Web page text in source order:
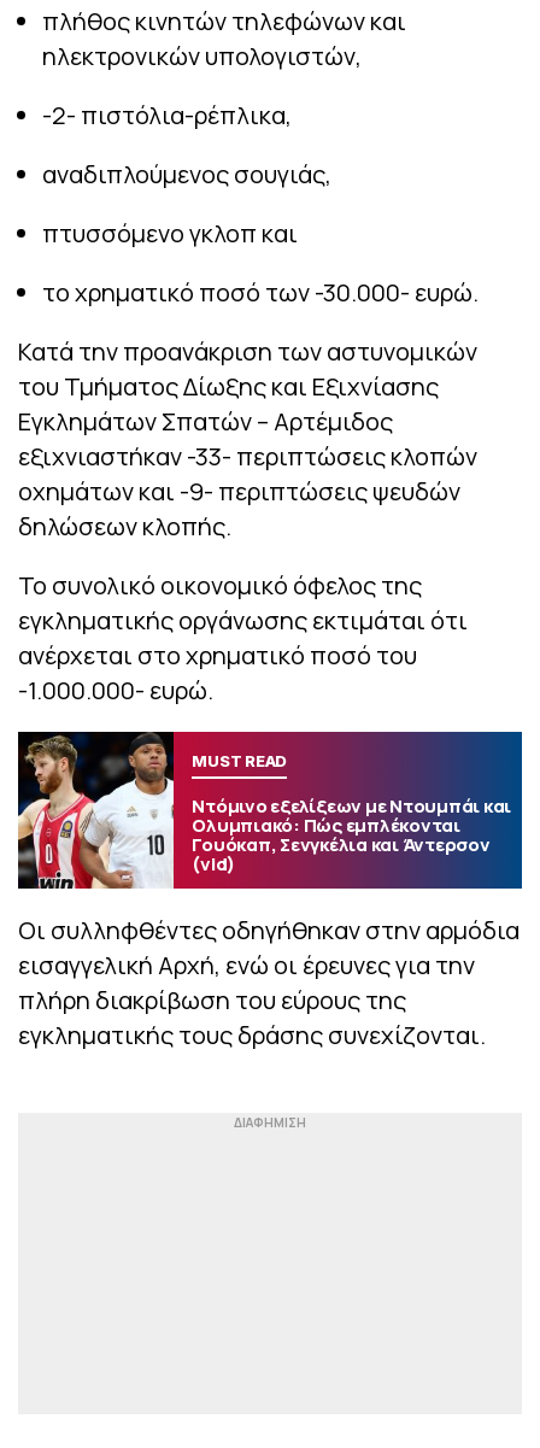
πλήθος κινητών τηλεφώνων και
ηλεκτρονικών υπολογιστών,
-2- πιστόλια-ρέπλικα,
αναδιπλούμενος σουγιάς,
πτυσσόμενο γκλοπ και
το χρηματικό ποσό των -30.000- ευρώ.
Κατά την προανάκριση των αστυνομικών
του Τμήματος Δίωξης και Εξιχνίασης
Εγκλημάτων Σπατών – Αρτέμιδος
εξιχνιαστήκαν -33- περιπτώσεις κλοπών
οχημάτων και -9- περιπτώσεις ψευδών
δηλώσεων κλοπής.
Το συνολικό οικονομικό όφελος της
εγκληματικής οργάνωσης εκτιμάται ότι
ανέρχεται στο χρηματικό ποσό του
-1.000.000- ευρώ.
MUST READ
Ντόμινο εξελίξεων με Ντουμπάι και
Ολυμπιακό: Πώς εμπλέκονται
Γουόκαπ, Σενγκέλια και Άντερσον
(vid)
Οι συλληφθέντες οδηγήθηκαν στην αρμόδια
εισαγγελική Αρχή, ενώ οι έρευνες για την
πλήρη διακρίβωση του εύρους της
εγκληματικής τους δράσης συνεχίζονται.